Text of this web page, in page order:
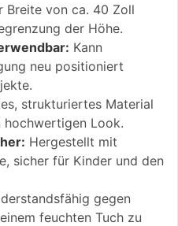
Breite von ca. 40 Zoll
der Höhe.
Kann
neu positioniert
strukturiertes Material
hochwertigen Look.
Hergestellt mit
sicher für Kinder und den
gegen
feuchten Tuch zu